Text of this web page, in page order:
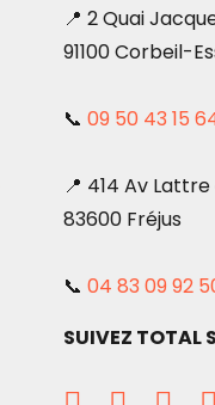
📍 2 Quai
91100 Corbeil-
📞 09 50 43 15
📍 414 Av
83600 Fréjus
📞 04 83 09 92
SUIVEZ TOTAL